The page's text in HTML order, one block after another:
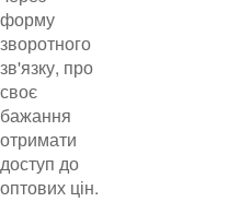
форму
зворотного
зв'язку, про
своє
бажання
отримати
доступ до
оптових цін.